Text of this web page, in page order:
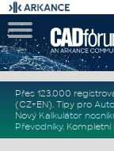
Přes 123.000
(CZ+EN). Tipy pro
Nový Kalkulátor
Převodníky. Kompletní